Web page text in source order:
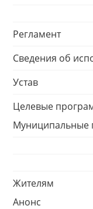
Регламент
Сведения об
Устав
Целевые
Муниципальные
Жителям
Анонс